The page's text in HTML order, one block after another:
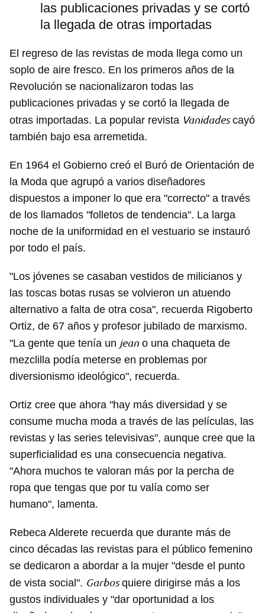
las publicaciones privadas y se cortó
la llegada de otras importadas
El regreso de las revistas de moda llega como un
soplo de aire fresco. En los primeros años de la
Revolución se nacionalizaron todas las
publicaciones privadas y se cortó la llegada de
otras importadas. La popular revista Vanidadescayó
también bajo esa arremetida.
En 1964 el Gobierno creó el Buró de Orientación de
la Moda que agrupó a varios diseñadores
dispuestos a imponer lo que era "correcto" a través
de los llamados "folletos de tendencia". La larga
noche de la uniformidad en el vestuario se instauró
por todo el país.
"Los jóvenes se casaban vestidos de milicianos y
las toscas botas rusas se volvieron un atuendo
alternativo a falta de otra cosa", recuerda Rigoberto
Ortiz, de 67 años y profesor jubilado de marxismo.
"La gente que tenía un jean o una chaqueta de
mezclilla podía meterse en problemas por
diversionismo ideológico", recuerda.
Ortiz cree que ahora "hay más diversidad y se
consume mucha moda a través de las películas, las
revistas y las series televisivas", aunque cree que la
superficialidad es una consecuencia negativa.
"Ahora muchos te valoran más por la percha de
ropa que tengas que por tu valía como ser
humano", lamenta.
Rebeca Alderete recuerda que durante más de
cinco décadas las revistas para el público femenino
se dedicaron a abordar a la mujer "desde el punto
de vista social". Garbosquiere dirigirse más a los
gustos individuales y "dar oportunidad a los